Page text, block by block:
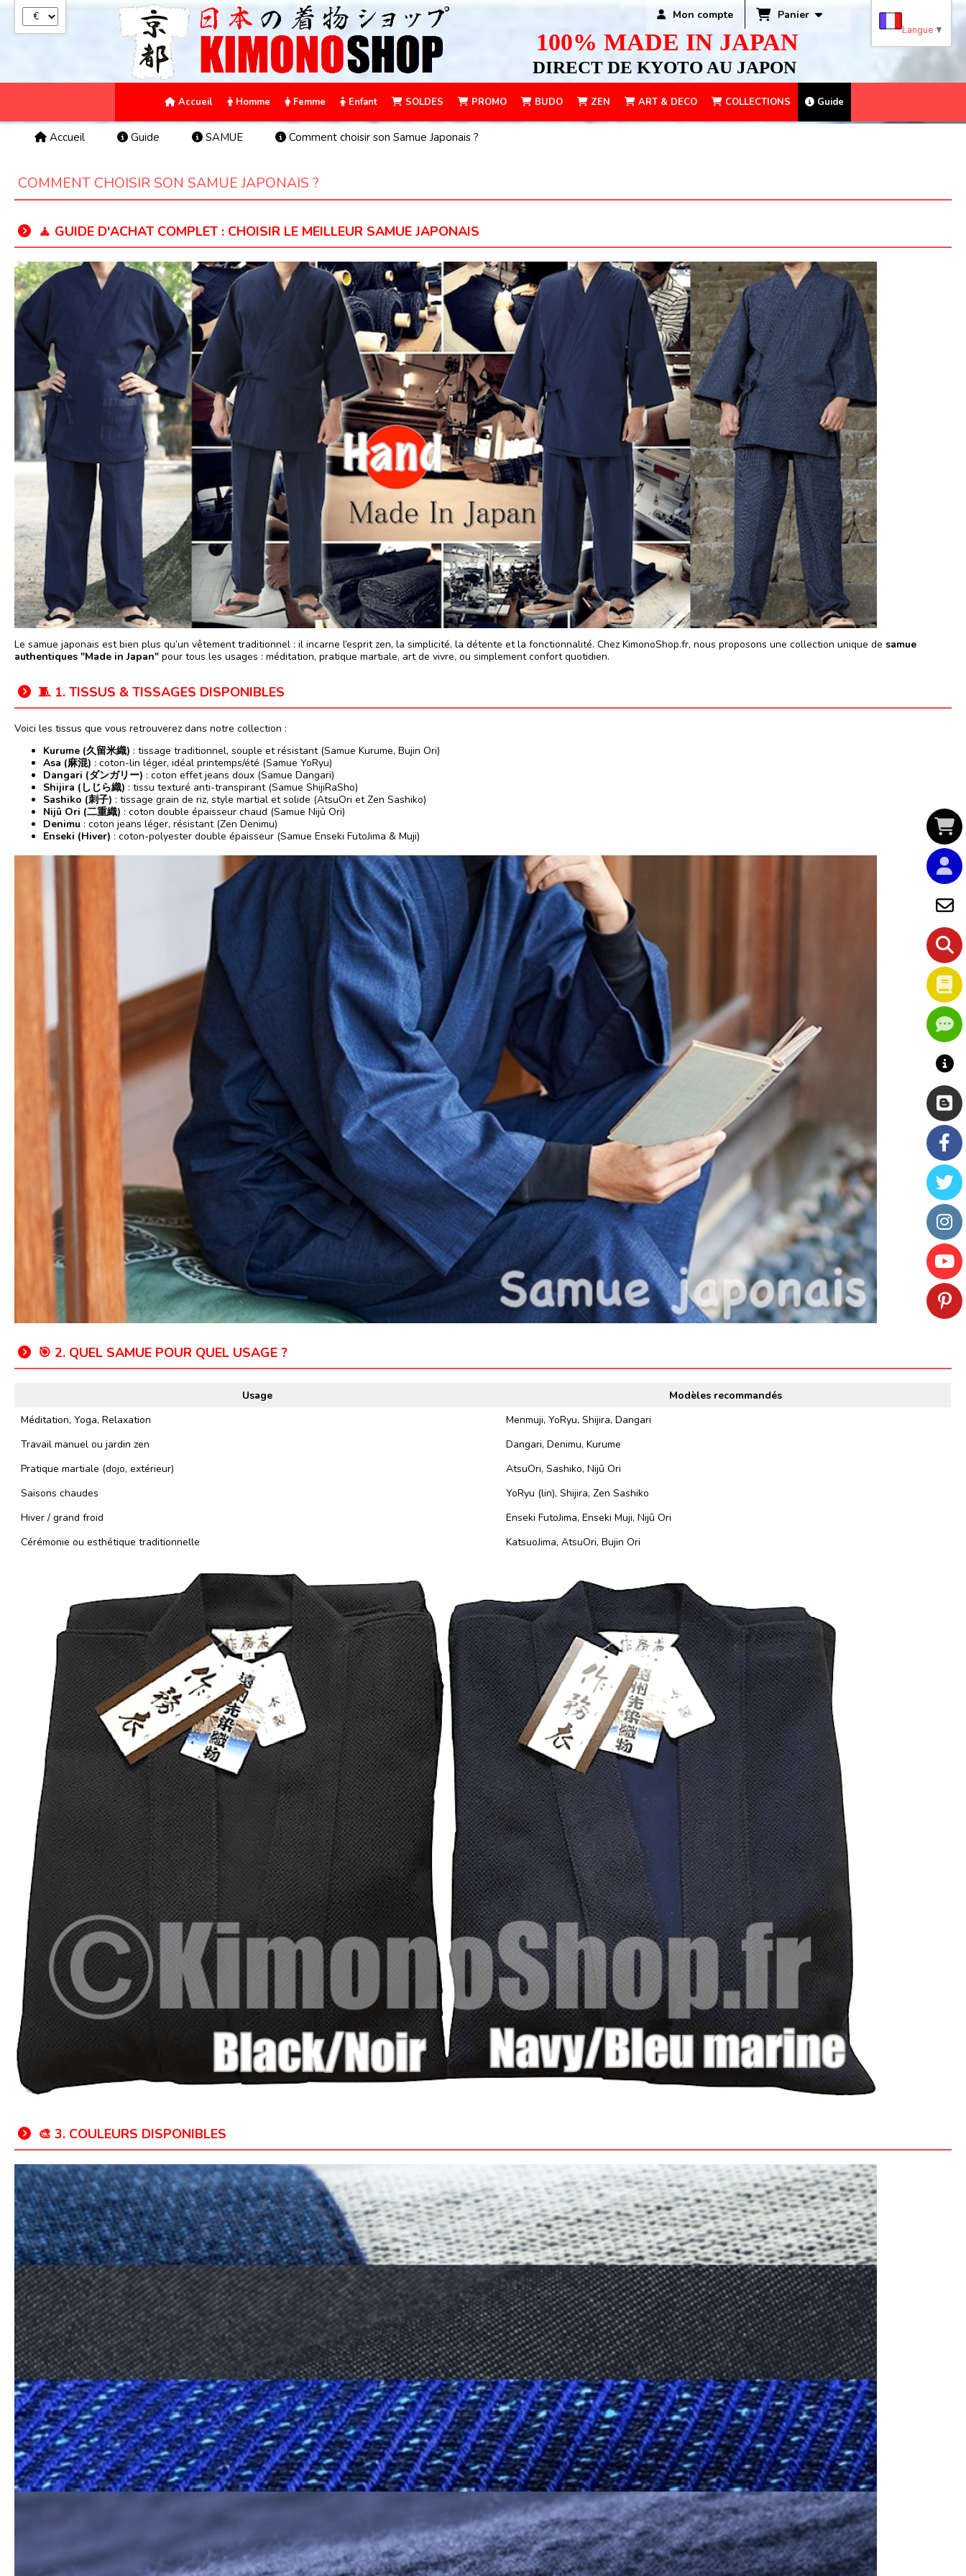
100% MADE IN JAPAN
DIRECT DE KYOTO AU JAPON
Mon compte Panier
Accueil Homme Femme Enfant SOLDES PROMO BUDO ZEN ART & DECO COLLECTIONS Guide
Accueil Guide SAMUE Comment choisir son Samue Japonais ?
COMMENT CHOISIR SON SAMUE JAPONAIS ?
🧘 GUIDE D'ACHAT COMPLET : CHOISIR LE MEILLEUR SAMUE JAPONAIS
Le samue japonais est bien plus qu’un vêtement traditionnel : il incarne l’esprit zen, la simplicité, la détente et la fonctionnalité. Chez KimonoShop.fr, nous proposons une collection unique de samue
authentiques "Made in Japan" pour tous les usages : méditation, pratique martiale, art de vivre, ou simplement confort quotidien.
🧵 1. TISSUS & TISSAGES DISPONIBLES
Voici les tissus que vous retrouverez dans notre collection :
Kurume (久留米織) : tissage traditionnel, souple et résistant (Samue Kurume, Bujin Ori)
Asa (麻混) : coton-lin léger, idéal printemps/été (Samue YoRyu)
Dangari (ダンガリー) : coton effet jeans doux (Samue Dangari)
Shijira (しじら織) : tissu texturé anti-transpirant (Samue ShijiRaSho)
Sashiko (刺子) : tissage grain de riz, style martial et solide (AtsuOri et Zen Sashiko)
Nijū Ori (二重織) : coton double épaisseur chaud (Samue Nijū Ori)
Denimu : coton jeans léger, résistant (Zen Denimu)
Enseki (Hiver) : coton-polyester double épaisseur (Samue Enseki FutoJima & Muji)
🎯 2. QUEL SAMUE POUR QUEL USAGE ?
Usage
Modèles recommandés
Méditation, Yoga, Relaxation
Menmuji, YoRyu, Shijira, Dangari
Travail manuel ou jardin zen
Dangari, Denimu, Kurume
Pratique martiale (dojo, extérieur)
AtsuOri, Sashiko, Nijū Ori
Saisons chaudes
YoRyu (lin), Shijira, Zen Sashiko
Hiver / grand froid
Enseki FutoJima, Enseki Muji, Nijū Ori
Cérémonie ou esthétique traditionnelle
KatsuoJima, AtsuOri, Bujin Ori
🎨 3. COULEURS DISPONIBLES
Langue ▼
Panneau de gestion des cookies